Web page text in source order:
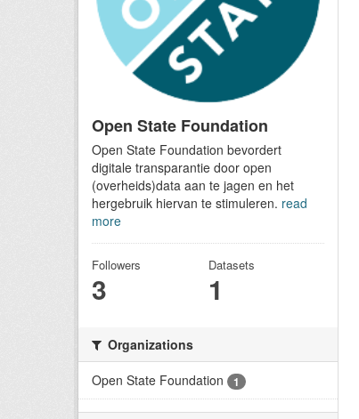
Open State Foundation
Open State Foundation bevordert
digitale transparantie door open
(overheids)data aan te jagen en het
hergebruik hiervan te stimuleren. read
more
Followers
3
Datasets
1
Organizations
Open State Foundation
1